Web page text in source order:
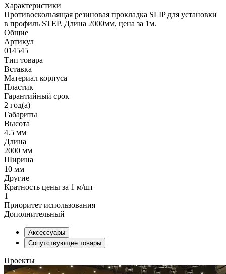
Характеристики
Противоскользящая резиновая прокладка SLIP для установки
в профиль STEP. Длина 2000мм, цена за 1м.
Общие
Артикул
014545
Тип товара
Вставка
Материал корпуса
Пластик
Гарантийный срок
2 год(а)
Габариты
Высота
4.5 мм
Длина
2000 мм
Ширина
10 мм
Другие
Кратность цены за 1 м/шт
1
Приоритет использования
Дополнительный
Аксессуары
Сопутствующие товары
Проекты